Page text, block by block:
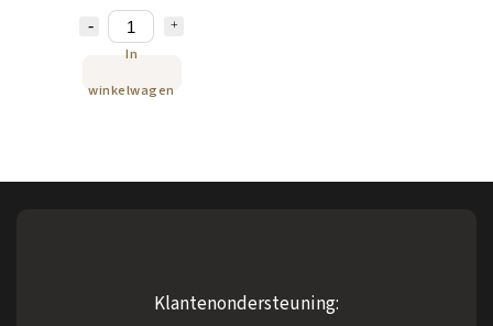
In
winkelwagen
Klantenondersteuning: